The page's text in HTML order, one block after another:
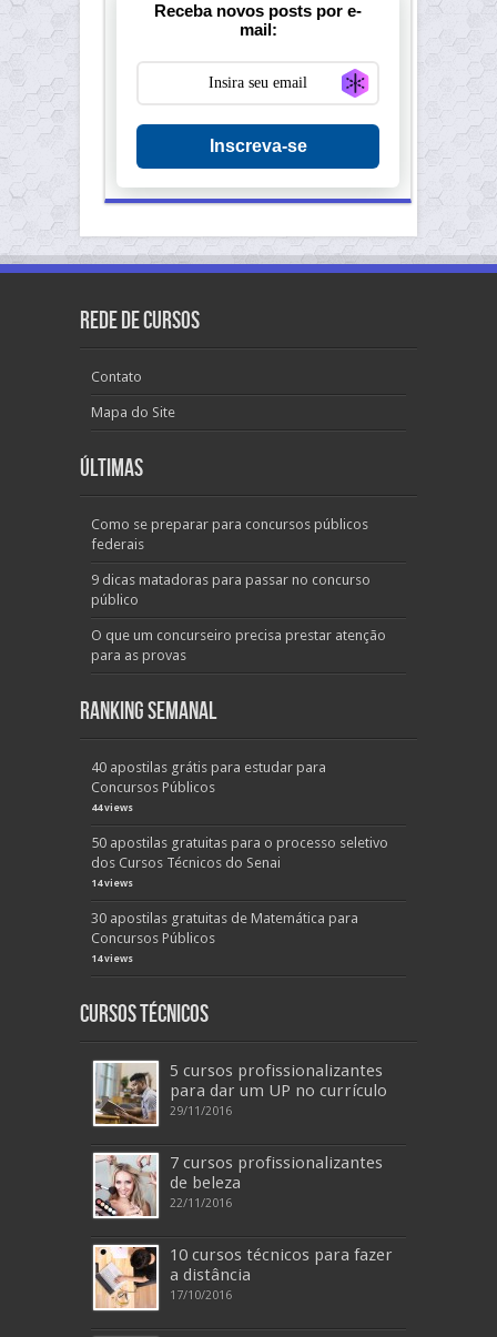
Receba novos posts por e-
mail:
Inscreva-se
Rede de Cursos
Contato
Mapa do Site
Últimas
Como se preparar para concursos públicos
federais
9 dicas matadoras para passar no concurso
público
O que um concurseiro precisa prestar atenção
para as provas
Ranking Semanal
40 apostilas grátis para estudar para
Concursos Públicos
44 views
50 apostilas gratuitas para o processo seletivo
dos Cursos Técnicos do Senai
14 views
30 apostilas gratuitas de Matemática para
Concursos Públicos
14 views
Cursos Técnicos
5 cursos profissionalizantes
para dar um UP no currículo
29/11/2016
7 cursos profissionalizantes
de beleza
22/11/2016
10 cursos técnicos para fazer
a distância
17/10/2016